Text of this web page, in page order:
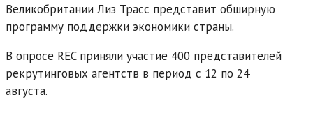
Великобритании Лиз Трасс представит обширную
программу поддержки экономики страны.
В опросе REC приняли участие 400 представителей
рекрутинговых агентств в период с 12 по 24
августа.